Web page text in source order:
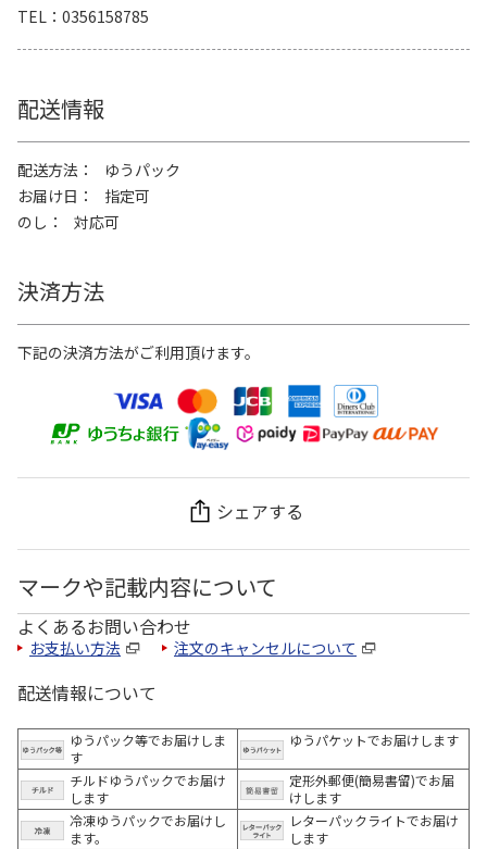
TEL
0356158785
配送情報
配送方法
ゆうパック
お届け日
指定可
のし
対応可
決済方法
下記の決済方法がご利用頂けます。
シェアする
マークや記載内容について
よくあるお問い合わせ
お支払い方法 注文のキャンセルについて
配送情報について
ゆうパック等でお届けしま
す
ゆうパケットでお届けします
チルドゆうパックでお届け
します
定形外郵便(簡易書留)でお届
けします
冷凍ゆうパックでお届けし
ます。
レターパックライトでお届け
します